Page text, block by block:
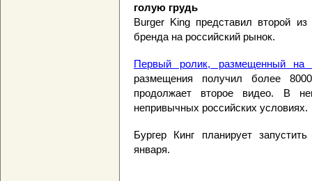
голую грудь
Burger King представил второй
бренда на российский рынок.
Первый ролик, размещенный на
размещения получил более
продолжает второе видео. В
непривычных российских условиях.
Бургер Кинг планирует
января.